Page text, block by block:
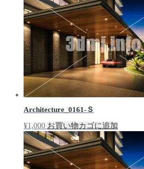
Architecture_0161-Ｓ
¥1,000 お買い物カゴに追加